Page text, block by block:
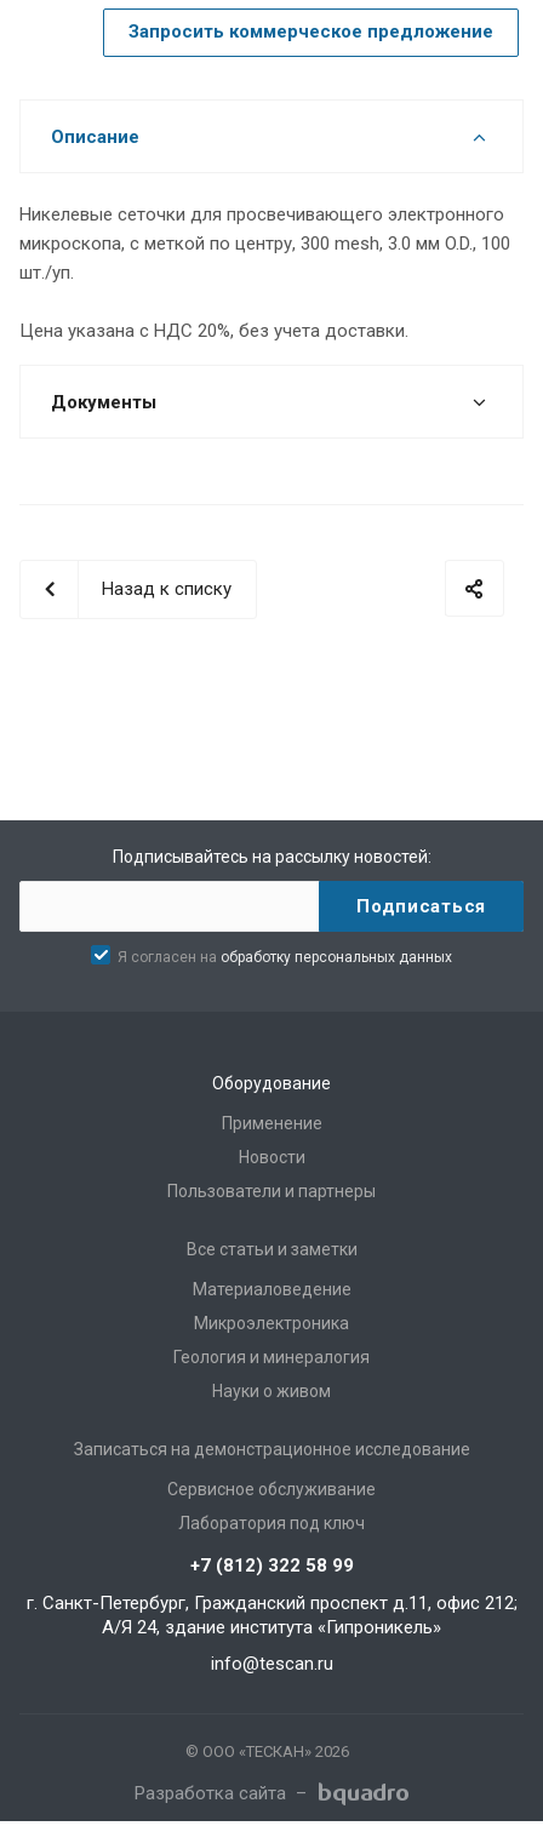
Запросить коммерческое предложение
Описание
Никелевые сеточки для просвечивающего электронного
микроскопа, с меткой по центру, 300 mesh, 3.0 мм O.D., 100
шт./уп.
Цена указана с НДС 20%, без учета доставки.
Документы
Назад к списку
Подписывайтесь на рассылку новостей:
Я согласен на обработку персональных данных
Оборудование
Применение
Новости
Пользователи и партнеры
Все статьи и заметки
Материаловедение
Микроэлектроника
Геология и минералогия
Науки о живом
Записаться на демонстрационное исследование
Сервисное обслуживание
Лаборатория под ключ
+7 (812) 322 58 99
г. Санкт-Петербург, Гражданский проспект д.11, офис 212;
А/Я 24, здание института «Гипроникель»
info@tescan.ru
© ООО «‎ТЕСКАН» 2026
Разработка сайта –